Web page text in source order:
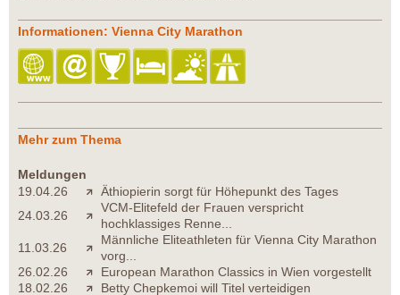
Informationen: Vienna City Marathon
Mehr zum Thema
Meldungen
19.04.26
Äthiopierin sorgt für Höhepunkt des Tages
24.03.26
VCM-Elitefeld der Frauen verspricht
hochklassiges Renne...
11.03.26
Männliche Eliteathleten für Vienna City Marathon
vorg...
26.02.26
European Marathon Classics in Wien vorgestellt
18.02.26
Betty Chepkemoi will Titel verteidigen